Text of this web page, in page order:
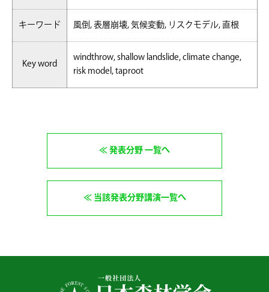
キーワード 風倒, 表層崩壊, 気候変動, リスクモデル, 直根
Key word
windthrow, shallow landslide, climate change,
risk model, taproot
発表分野 一覧へ
当該発表分野講演一覧へ